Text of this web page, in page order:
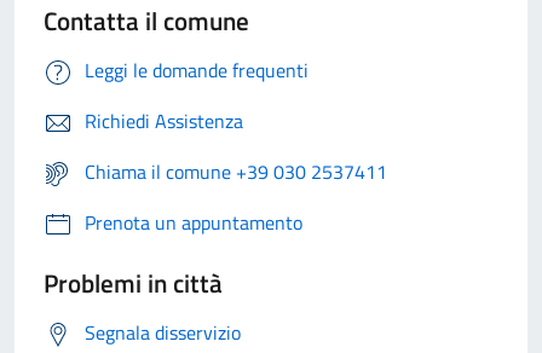
Contatta il comune
Leggi le domande frequenti
Richiedi Assistenza
Chiama il comune +39 030 2537411
Prenota un appuntamento
Problemi in città
Segnala disservizio